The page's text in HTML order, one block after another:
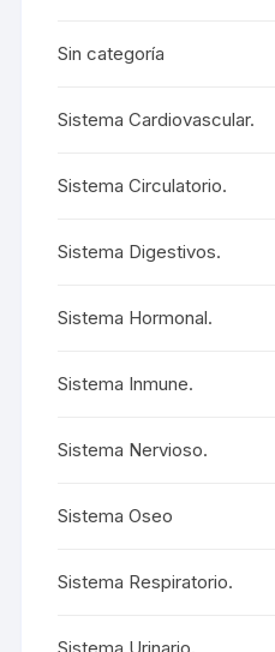
Sin categoría
Sistema Cardiovascular.
Sistema Circulatorio.
Sistema Digestivos.
Sistema Hormonal.
Sistema Inmune.
Sistema Nervioso.
Sistema Oseo
Sistema Respiratorio.